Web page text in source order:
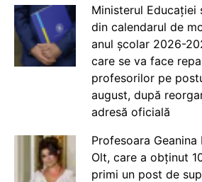
Ministerul Educației
din calendarul de
anul școlar 2026-
care se va face
profesorilor pe
august, după
adresă oficială
Profesoara
Olt, care a obținut
primi un post de